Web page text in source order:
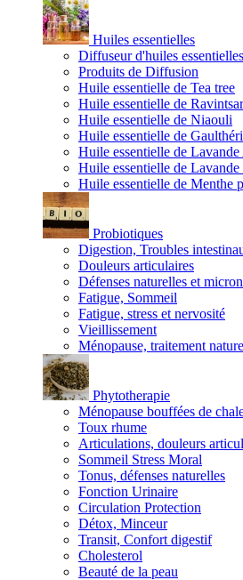
Huiles essentielles
Diffuseur d'huiles essentielles
Produits de Diffusion
Huile essentielle de Tea tree
Huile essentielle de
Huile essentielle de Niaouli
Huile essentielle de
Huile essentielle de
Huile essentielle de
Huile essentielle de Menthe
Probiotiques
Digestion, Troubles
Douleurs articulaires
Défenses naturelles et
Fatigue, Sommeil
Fatigue, stress et nervosité
Vieillissement
Ménopause, traitement
Phytotherapie
Ménopause bouffées de
Toux rhume
Articulations, douleurs
Sommeil Stress Moral
Tonus, défenses naturelles
Fonction Urinaire
Circulation Protection
Détox, Minceur
Transit, Confort digestif
Cholesterol
Beauté de la peau